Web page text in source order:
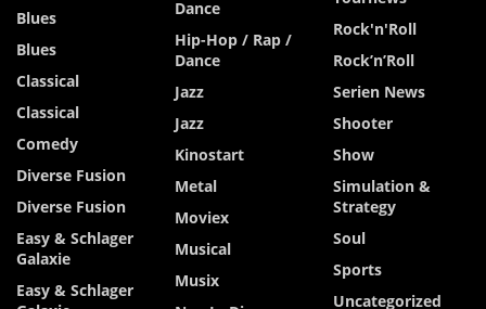
Blues
Blues
Classical
Classical
Comedy
Diverse Fusion
Diverse Fusion
Easy & Schlager
Galaxie
Easy & Schlager
Dance
Hip-Hop / Rap /
Dance
Jazz
Jazz
Kinostart
Metal
Moviex
Musical
Musix
Rock'n'Roll
Rock’n’Roll
Serien News
Shooter
Show
Simulation &
Strategy
Soul
Sports
Uncategorized